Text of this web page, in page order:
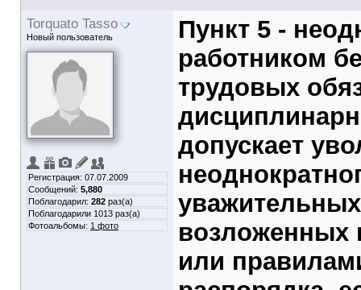
Torquato Tasso
Новый пользователь
Регистрация: 07.07.2009
Сообщений: 5,880
Поблагодарил: 282 раз(а)
Поблагодарили 1013 раз(а)
Фотоальбомы: 1 фото
Пункт 5 -
работником
трудовых
допускает
возложенных
или